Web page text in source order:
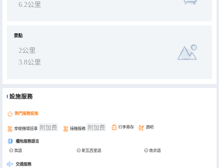
6.2公里
景點
2公里
3.8公里
設施服務
熱門服務設施
穿梭機場班車 附加费 接機服務 附加费 行李寄存 酒吧
櫃枱服務語言
英語 斯瓦西里語 南非語
交通服務